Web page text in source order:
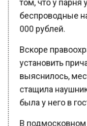
беспроводные
000 рублей.
установить
выяснилось,
была у него в
В